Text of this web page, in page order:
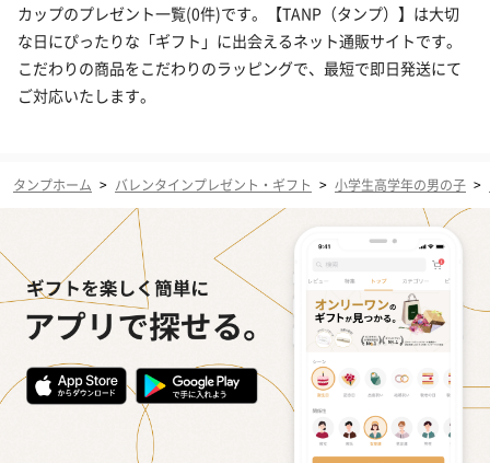
カップのプレゼント一覧(0件)です。【TANP（タンプ）】は大切
な日にぴったりな「ギフト」に出会えるネット通販サイトです。
こだわりの商品をこだわりのラッピングで、最短で即日発送にて
ご対応いたします。
タンプホーム > バレンタインプレゼント・ギフト > 小学生高学年の男の子 >